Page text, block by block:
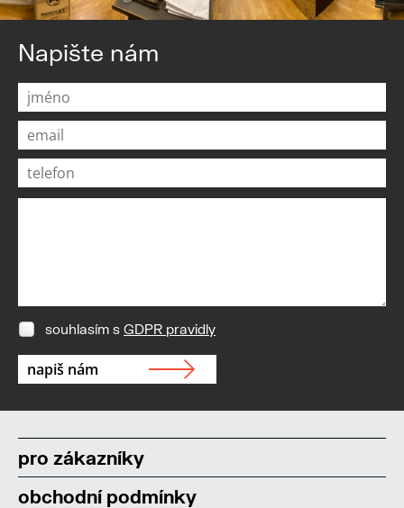
Napište nám
souhlasím s GDPR pravidly
pro zákazníky
obchodní podmínky